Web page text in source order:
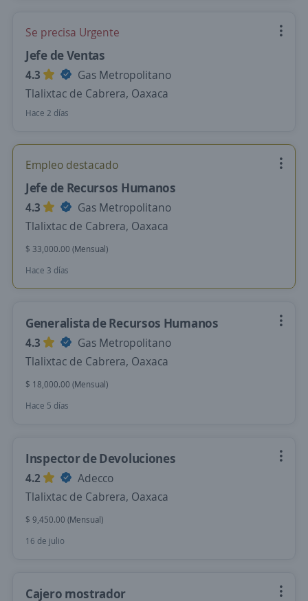
Se precisa Urgente
Jefe de Ventas
4.3
Gas Metropolitano
Tlalixtac de Cabrera, Oaxaca
Hace 2 días
Empleo destacado
Jefe de Recursos Humanos
4.3
Gas Metropolitano
Tlalixtac de Cabrera, Oaxaca
$ 33,000.00 (Mensual)
Hace 3 días
Generalista de Recursos Humanos
4.3
Gas Metropolitano
Tlalixtac de Cabrera, Oaxaca
$ 18,000.00 (Mensual)
Hace 5 días
Inspector de Devoluciones
4.2
Adecco
Tlalixtac de Cabrera, Oaxaca
$ 9,450.00 (Mensual)
16 de julio
Cajero mostrador